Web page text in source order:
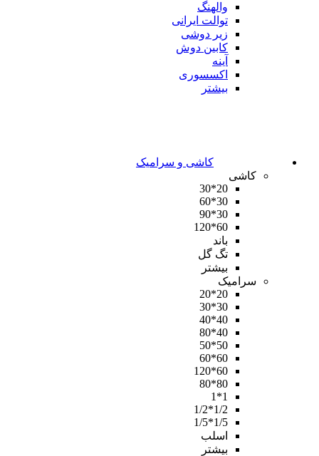
والهنگ
توالت ایرانی
زیر دوشی
کابین دوش
آینه
اکسسوری
بیشتر
کاشی و سرامیک
کاشی
20*30
30*60
30*90
60*120
باند
تگ گل
بیشتر
سرامیک
20*20
30*30
40*40
40*80
50*50
60*60
60*120
80*80
1*1
1/2*1/2
1/5*1/5
اسلب
بیشتر